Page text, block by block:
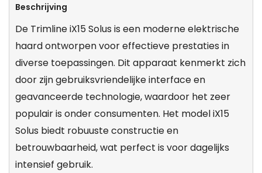
Beschrijving
De Trimline iX15 Solus is een moderne elektrische
haard ontworpen voor effectieve prestaties in
diverse toepassingen. Dit apparaat kenmerkt zich
door zijn gebruiksvriendelijke interface en
geavanceerde technologie, waardoor het zeer
populair is onder consumenten. Het model iX15
Solus biedt robuuste constructie en
betrouwbaarheid, wat perfect is voor dagelijks
intensief gebruik.